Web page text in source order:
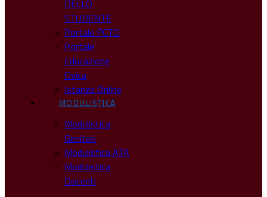
DELLO
STUDENTE
Portale PCTO
Portale
Educazione
Civica
Istanze Online
MODULISTICA
Modulistica
Genitori
Modulistica ATA
Modulistica
Docenti